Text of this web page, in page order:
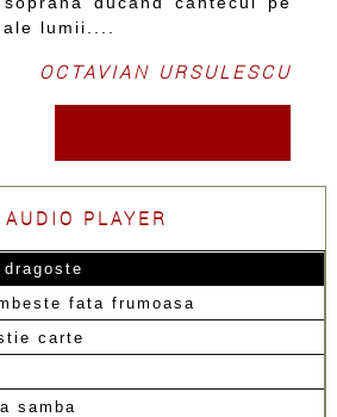
lumii....
OCTAVIAN URSULESCU
AUDIO PLAYER
dragoste
fata frumoasa
carte
samba